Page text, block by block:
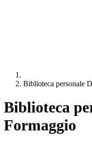
Biblioteca personale
Biblioteca
Formaggio